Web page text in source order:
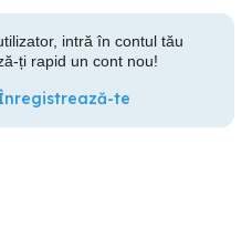
intră în contul tău
ți rapid un cont nou!
te